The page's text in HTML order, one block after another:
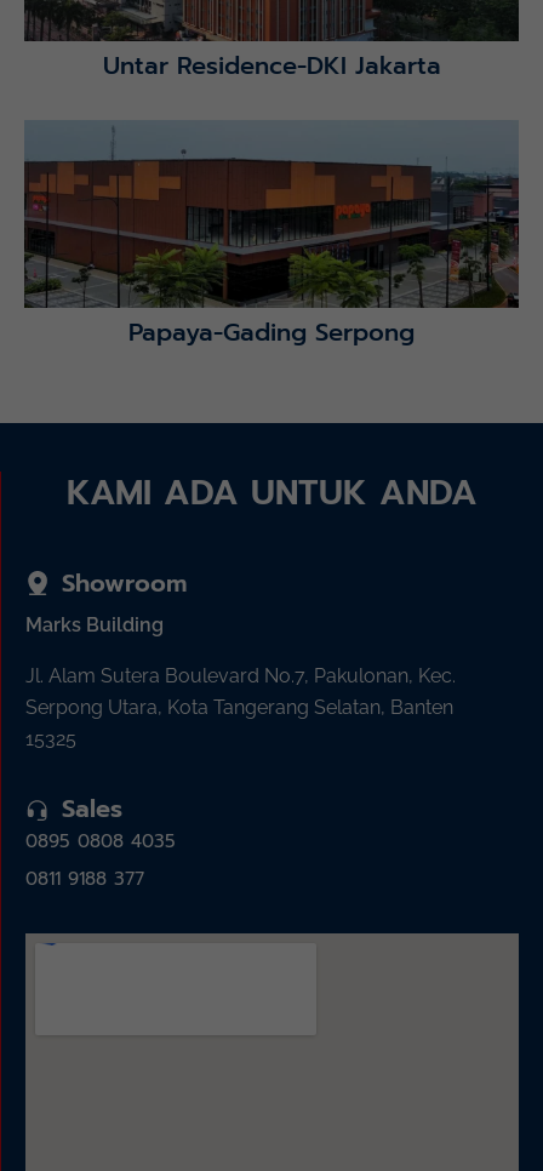
Untar Residence-DKI Jakarta
Lihat Detail Proyek
Papaya-Gading Serpong
KAMI ADA UNTUK ANDA
Showroom
Marks Building
Jl. Alam Sutera Boulevard No.7, Pakulonan, Kec.
Serpong Utara, Kota Tangerang Selatan, Banten
15325
Sales
0895 0808 4035
0811 9188 377